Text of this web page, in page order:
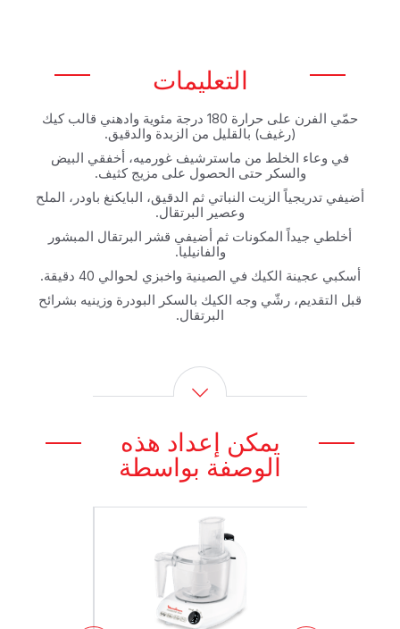
التعليمات
حمّي الفرن على حرارة 180 درجة مئوية وادهني قالب كيك
(رغيف) بالقليل من الزبدة والدقيق.
في وعاء الخلط من ماسترشيف غورميه، أخفقي البيض
والسكر حتى الحصول على مزيج كثيف.
أضيفي تدريجياً الزيت النباتي ثم الدقيق، البايكنغ باودر، الملح
وعصير البرتقال.
أخلطي جيداً المكونات ثم أضيفي قشر البرتقال المبشور
والفانيليا.
أسكبي عجينة الكيك في الصينية واخبزي لحوالي 40 دقيقة.
قبل التقديم، رشّي وجه الكيك بالسكر البودرة وزينيه بشرائح
البرتقال.
يمكن إعداد هذه
الوصفة بواسطة